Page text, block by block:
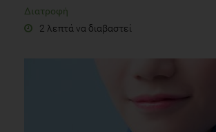
Διατροφή
2 λεπτά να διαβαστεί